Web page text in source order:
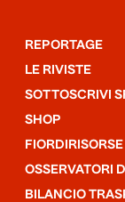
REPORTAGE
LE RIVISTE
SOTTOSCRIVI
SHOP
FIORDIRISORSE
OSSERVATORI
BILANCIO